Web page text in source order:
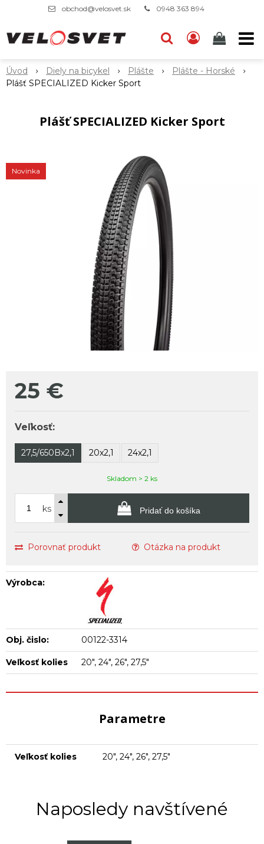
obchod@velosvet.sk 0948 363 894
Úvod Diely na bicykel Plášte
Plášte - Horské
Plášť SPECIALIZED Kicker Sport
Plášť SPECIALIZED Kicker Sport
Novinka
25 €
Veľkosť:
27,5/650Bx2,1 20x2,1 24x2,1
Skladom > 2 ks
ks Pridať do košíka
Porovnať produkt Otázka na produkt
Výrobca:
Obj. čislo: 00122-3314
Veľkosť kolies 20", 24", 26", 27,5"
Parametre
Veľkosť kolies 20", 24", 26", 27,5"
Naposledy navštívené